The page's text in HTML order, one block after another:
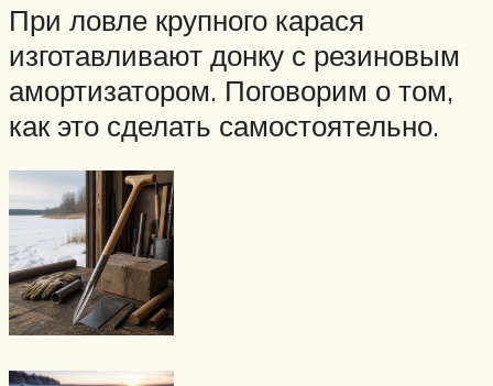
При ловле крупного карася
изготавливают донку с резиновым
амортизатором. Поговорим о том,
как это сделать самостоятельно.